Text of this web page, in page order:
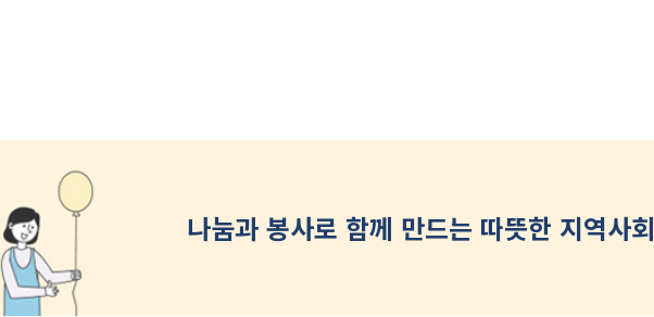
나눔과 봉사로 함께 만드는 따뜻한 지역사회